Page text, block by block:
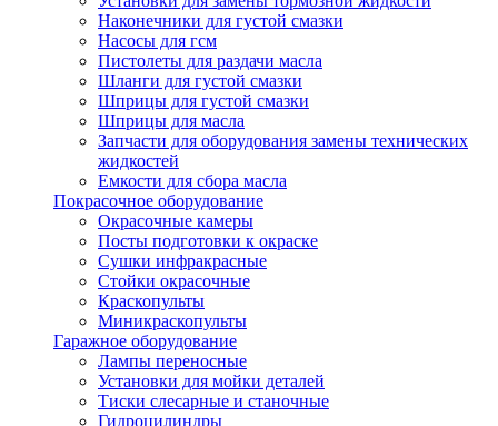
Наконечники для густой смазки
Насосы для гсм
Пистолеты для раздачи масла
Шланги для густой смазки
Шприцы для густой смазки
Шприцы для масла
Запчасти для оборудования замены технических
жидкостей
Емкости для сбора масла
Покрасочное оборудование
Окрасочные камеры
Посты подготовки к окраске
Сушки инфракрасные
Стойки окрасочные
Краскопульты
Миникраскопульты
Гаражное оборудование
Лампы переносные
Установки для мойки деталей
Тиски слесарные и станочные
Гидроцилиндры